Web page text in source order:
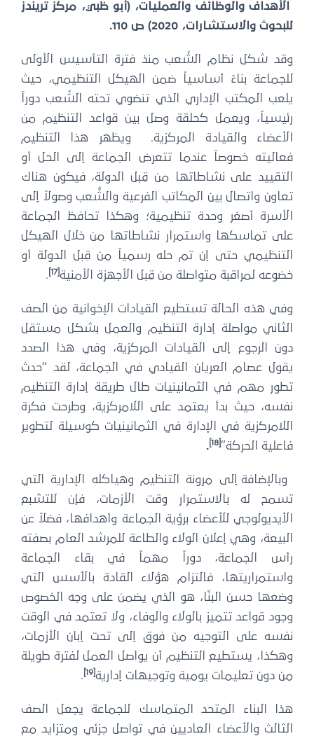
الأهداف والوظائف والعمليات، (أبو ظبي، مركز تريندز
للبحوث والاستشارات، 2020) ص 110.
وقد شكل نظام الشُعب منذ فترة التأسيس الأولى
للجماعة بناءً أساسياً ضمن الهيكل التنظيمي، حيث
يلعب المكتب الإداري الذي تنضوي تحته الشُعب دوراً
رئيسياً، ويعمل كحلقة وصل بين قواعد التنظيم من
الأعضاء والقيادة المركزية. ويظهر هذا التنظيم
فعاليته خصوصاً عندما تتعرض الجماعة إلى الحل أو
التقييد على نشاطاتها من قِبل الدولة، فيكون هناك
تعاون واتصال بين المكاتب الفرعية والشُّعب وصولاً إلى
الأسرة أصغر وحدة تنظيمية؛ وهكذا تحافظ الجماعة
على تماسكها واستمرار نشاطاتها من خلال الهيكل
التنظيمي حتى إن تم حله رسمياً من قِبل الدولة أو
خضوعه لمراقبة متواصلة من قِبل الأجهزة الأمنية
.
وفي هذه الحالة تستطيع القيادات الإخوانية من الصف
الثاني مواصلة إدارة التنظيم والعمل بشكل مستقل
دون الرجوع إلى القيادات المركزية، وفي هذا الصدد
يقول عصام العريان القيادي في الجماعة، لقد “حدث
تطور مهم في الثمانينيات طال طريقة إدارة التنظيم
نفسه، حيث بدأ يعتمد على اللامركزية، وطرحت فكرة
اللامركزية في الإدارة في الثمانينيات كوسيلة لتطوير
فاعلية الحركة”
.
وبالإضافة إلى مرونة التنظيم وهياكله الإدارية التي
تسمح له بالاستمرار وقت الأزمات، فإن للتشبع
الأيديولوجي للأعضاء برؤية الجماعة وأهدافها، فضلاً عن
البيعة، وهي إعلان الولاء والطاعة للمرشد العام بصفته
رأس الجماعة، دوراً مهماً في بقاء الجماعة
واستمراريتها، فالتزام هؤلاء القادة بالأسس التي
وضعها حسن البنّا، هو الذي يضمن على وجه الخصوص
وجود قواعد تتميز بالولاء والوفاء، ولا تعتمد في الوقت
نفسه على التوجيه من فوق إلى تحت إبان الأزمات،
وهكذا، يستطيع التنظيم أن يواصل العمل لفترة طويلة
من دون تعليمات يومية وتوجيهات إدارية
.
هذا البناء المتحد المتماسك للجماعة يجعل الصف
الثالث والأعضاء العاديين في تواصل جزئي ومتزايد مع